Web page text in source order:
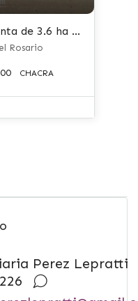
Chacra + Casona en venta de 3.6 ha ubicado en Boca del Rosario
Rosario
CHACRA
Perez Lepratti